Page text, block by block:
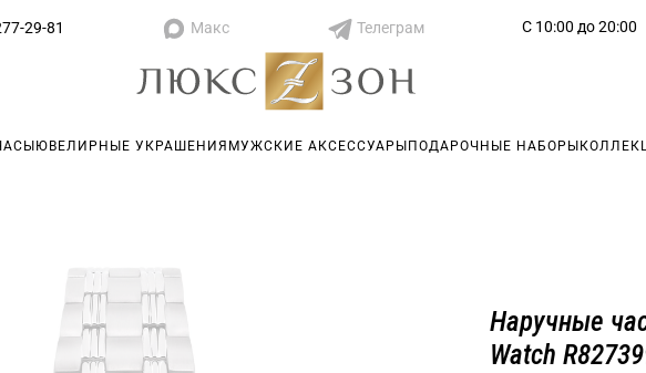
29-81 Макс Телеграм С 10:00 до 20:00
ЮВЕЛИРНЫЕ УКРАШЕНИЯ МУЖСКИЕ АКСЕССУАРЫ ПОДАРОЧНЫЕ НАБОРЫ
Наручные
Watch